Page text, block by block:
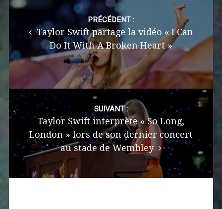
Post
navigation
PRÉCÉDENT :
Taylor Swift partage la vidéo « I Can
Do It With A Broken Heart »
SUIVANT :
Taylor Swift interprète « So Long,
London » lors de son dernier concert
au stade de Wembley